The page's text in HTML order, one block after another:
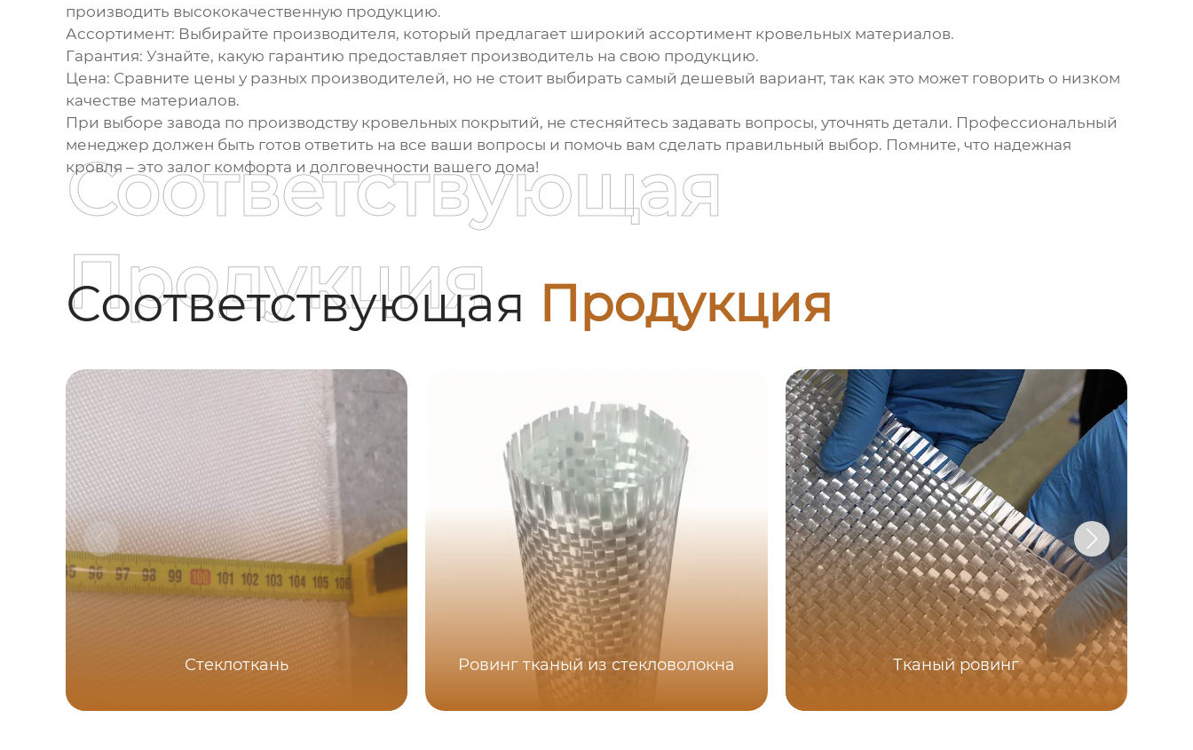
производить высококачественную продукцию.
Ассортимент: Выбирайте производителя, который предлагает широкий ассортимент кровельных материалов.
Гарантия: Узнайте, какую гарантию предоставляет производитель на свою продукцию.
Цена: Сравните цены у разных производителей, но не стоит выбирать самый дешевый вариант, так как это может говорить о низком
качестве материалов.
При выборе завода по производству кровельных покрытий, не стесняйтесь задавать вопросы, уточнять детали. Профессиональный
менеджер должен быть готов ответить на все ваши вопросы и помочь вам сделать правильный выбор. Помните, что надежная
кровля – это залог комфорта и долговечности вашего дома!
Соответствующая Продукция
Соответствующая
Продукция
Стеклоткань Ровинг тканый из стекловолокна Тканый ровинг